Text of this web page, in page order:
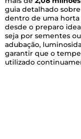
guia detalhado
dentro de uma
desde o preparo
seja por sementes
adubação,
garantir que o
utilizado